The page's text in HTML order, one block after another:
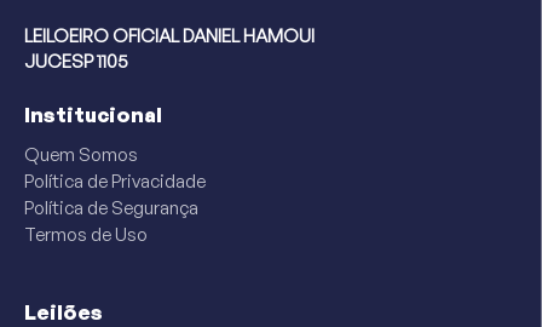
LEILOEIRO OFICIAL DANIEL HAMOUI
JUCESP 1105
Institucional
Quem Somos
Política de Privacidade
Política de Segurança
Termos de Uso
Leilões